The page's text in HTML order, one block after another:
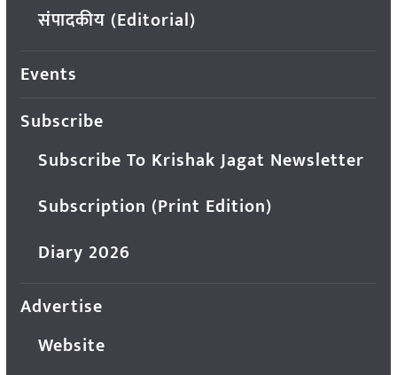
संपादकीय (Editorial)
Events
Subscribe
Subscribe To Krishak Jagat Newsletter
Subscription (Print Edition)
Diary 2026
Advertise
Website